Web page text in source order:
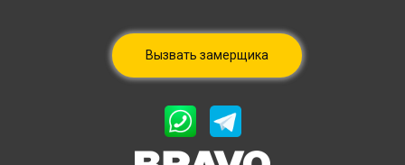
Вызвать замерщика